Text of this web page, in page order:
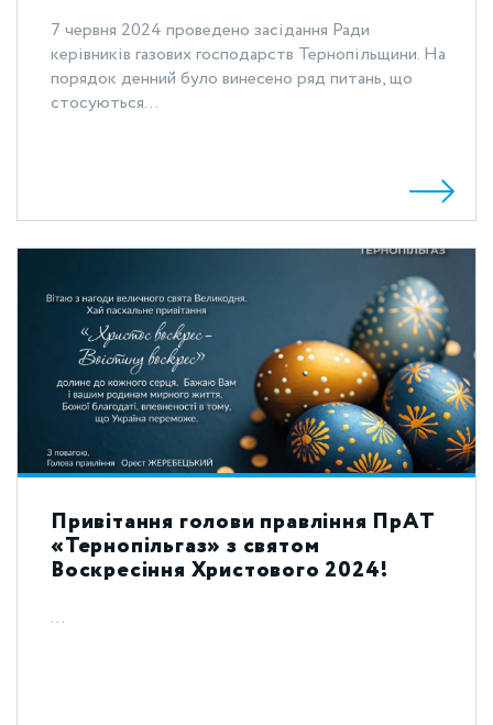
7 червня 2024 проведено засідання Ради
керівників газових господарств Тернопільщини. На
порядок денний було винесено ряд питань, що
стосуються...
Привітання голови правління ПрАТ
«Тернопільгаз» з святом
Воскресіння Христового 2024!
...